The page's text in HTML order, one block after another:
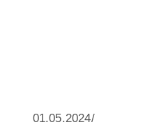
01.05.2024/